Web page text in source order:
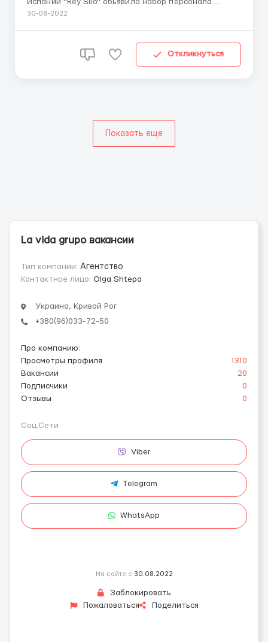
Испании "Rey Silo" обьявила набор персонала
Требования: Наличие действующих документов, без
обучать бесплатно) Условия работы: 5 дне...
30-08-2022
Откликнуться
Показать еще
La vida grupo вакансии
Тип компании: Агентство
Контактное лицо: Olga Shtepa
Украина, Кривой Рог
+380(96)033-72-50
Про компанию:
Просмотры профиля
1310
Вакансии
20
Подписчики
0
Отзывы
0
Соц.Сети
Viber
Telegram
WhatsApp
На сайте с 30.08.2022
Заблокировать
Пожаловаться
Поделиться